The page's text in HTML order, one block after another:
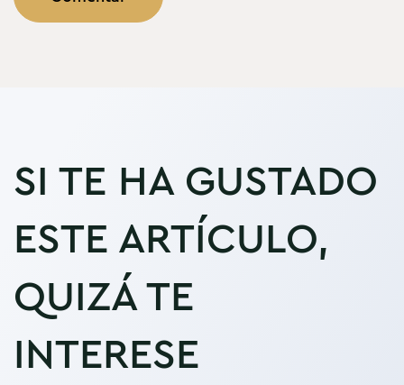
SI TE HA GUSTADO
ESTE ARTÍCULO,
QUIZÁ TE
INTERESE